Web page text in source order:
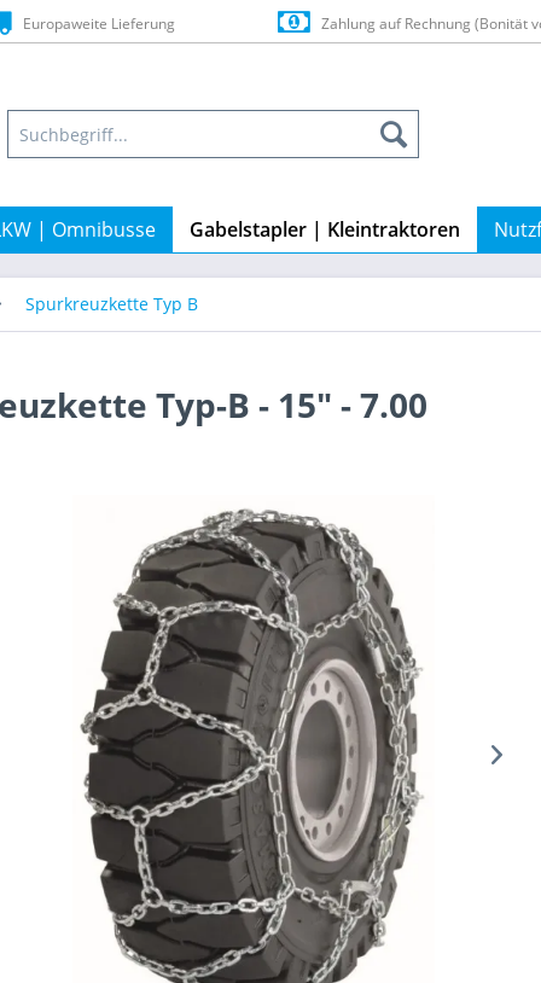
Europaweite Lieferung Zahlung auf Rechnung (Bonität
| Omnibusse Gabelstapler | Kleintraktoren
Spurkreuzkette Typ B
Typ-B - 15" - 7.00